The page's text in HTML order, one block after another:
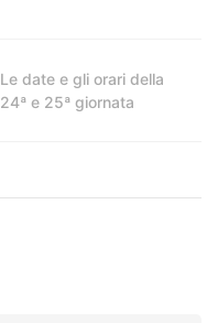
Le date e gli orari della
24ª e 25ª giornata